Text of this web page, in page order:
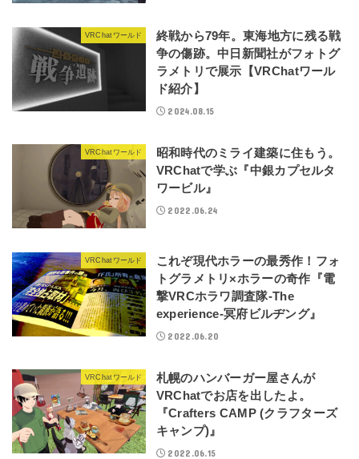
VRChatワールド
終戦から79年。東海地方に残る戦
争の傷跡。中日新聞社がフォトグ
ラメトリで展示【VRChatワール
ド紹介】
2024.08.15
VRChatワールド
昭和時代のミライ建築に住もう。
VRChatで学ぶ『中銀カプセルタ
ワービル』
2022.06.24
VRChatワールド
これぞ現代ホラーの最秀作！フォ
トグラメトリ×ホラーの奇作『電
撃VRCホラワ調査隊-The
experience-冥府ビルヂング』
2022.06.20
VRChatワールド
札幌のハンバーガー屋さんが
VRChatでお店を出したよ。
『Crafters CAMP (クラフターズ
キャンプ)』
2022.06.15